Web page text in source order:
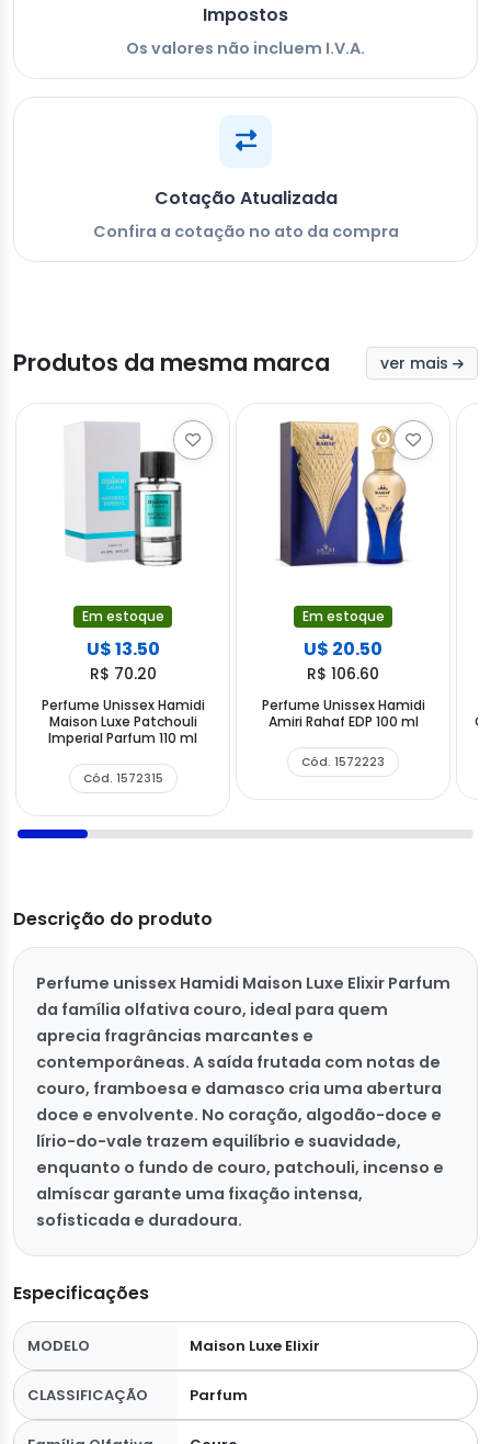
Impostos
Os valores não incluem I.V.A.
Cotação Atualizada
Confira a cotação no ato da compra
Produtos da mesma marca ver mais
Em estoque
U$ 13.50
R$ 70.20
Perfume Unissex Hamidi
Maison Luxe Patchouli
Imperial Parfum 110 ml
Cód. 1572315
Em estoque
U$ 20.50
R$ 106.60
Perfume Unissex Hamidi
Amiri Rahaf EDP 100 ml
Cód. 1572223
Descrição do produto
Perfume unissex Hamidi Maison Luxe Elixir Parfum
da família olfativa couro, ideal para quem
aprecia fragrâncias marcantes e
contemporâneas. A saída frutada com notas de
couro, framboesa e damasco cria uma abertura
doce e envolvente. No coração, algodão-doce e
lírio-do-vale trazem equilíbrio e suavidade,
enquanto o fundo de couro, patchouli, incenso e
almíscar garante uma fixação intensa,
sofisticada e duradoura.
Especificações
MODELO Maison Luxe Elixir
CLASSIFICAÇÃO Parfum